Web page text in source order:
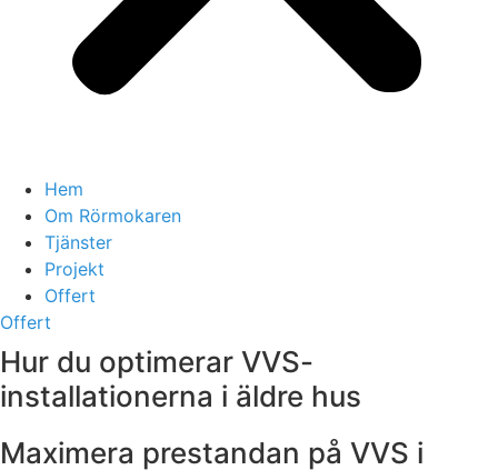
Hem
Om Rörmokaren
Tjänster
Projekt
Offert
Offert
Hur du optimerar VVS-
installationerna i äldre hus
Maximera prestandan på VVS i